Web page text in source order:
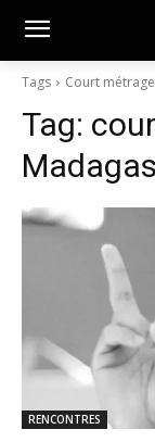
Tags Court
Tag:
RENCONTRES